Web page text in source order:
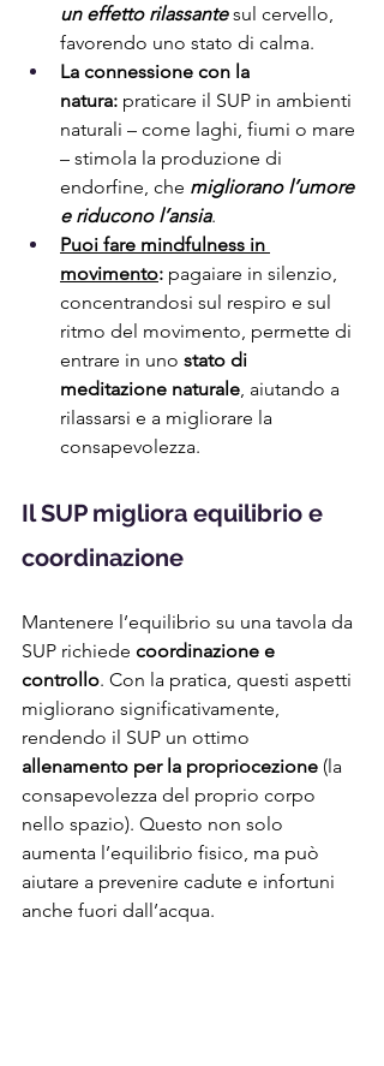
un effetto rilassante sul cervello,
favorendo uno stato di calma.
La connessione con la
natura: praticare il SUP in ambienti
naturali – come laghi, fiumi o mare
– stimola la produzione di
endorfine, che migliorano l’umore
e riducono l’ansia.
Puoi fare mindfulness in
movimento: pagaiare in silenzio,
concentrandosi sul respiro e sul
ritmo del movimento, permette di
entrare in uno stato di
meditazione naturale , aiutando a
rilassarsi e a migliorare la
consapevolezza.
Il SUP migliora equilibrio e
coordinazione
Mantenere l’equilibrio su una tavola da
SUP richiede coordinazione e
controllo. Con la pratica, questi aspetti
migliorano significativamente,
rendendo il SUP un ottimo
allenamento per la propriocezione (la
consapevolezza del proprio corpo
nello spazio). Questo non solo
aumenta l’equilibrio fisico, ma può
aiutare a prevenire cadute e infortuni
anche fuori dall’acqua.